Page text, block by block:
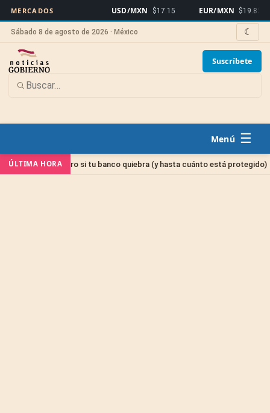
MERCADOS USD/MXN $17.15 EUR/MXN $19.82
Sábado 8 de agosto de 2026 · México ☾
Suscríbete
☰
ÚLTIMA HORA
tu dinero si tu banco quiebra (y hasta cuánto está protegido)